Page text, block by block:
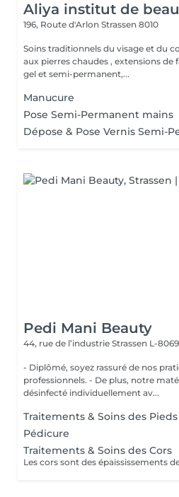
Aliya institut de
196, Route d'Arlon Strassen 8010
Soins traditionnels du visage et du
aux pierres chaudes , extensions de
gel et semi-permanent,...
Manucure
Pose Semi-Permanent mains
Dépose & Pose Vernis Semi-
Pedi Mani Beauty
44, rue de l’industrie Strassen L-8069
- Diplômé, soyez rassuré de nos
professionnels. - De plus, notre matériel est stérilisé et
désinfecté individuellement av...
Traitements & Soins des
Pédicure
Traitements & Soins des Cors